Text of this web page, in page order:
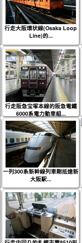
行走大阪環状線(Osaka Loop
Line)的...
行走阪急宝塚本線的阪急電鐵
6000系電力動車組...
一列300系新幹線列車剛抵達新
大阪駅...